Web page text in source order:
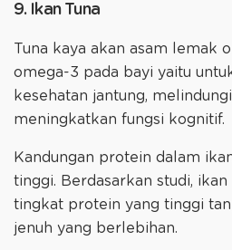
9. Ikan Tuna
Tuna kaya akan asam lemak
omega-3 pada bayi yaitu
kesehatan jantung,
meningkatkan fungsi kognitif.
Kandungan protein dalam
tinggi. Berdasarkan studi,
tingkat protein yang tinggi
jenuh yang berlebihan.